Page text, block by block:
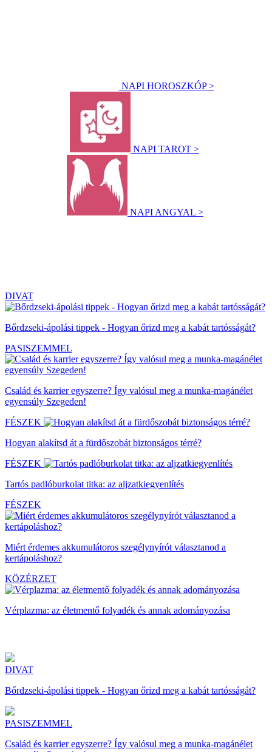
NAPI HOROSZKÓP >
NAPI TAROT >
NAPI ANGYAL >
DIVAT
Bőrdzseki-ápolási tippek - Hogyan őrizd meg a kabát tartósságát?
PASISZEMMEL
Család és karrier egyszerre? Így valósul meg a munka-magánélet
egyensúly Szegeden!
FÉSZEK
Hogyan alakítsd át a fürdőszobát biztonságos térré?
FÉSZEK
Tartós padlóburkolat titka: az aljzatkiegyenlítés
FÉSZEK
Miért érdemes akkumulátoros szegélynyírót választanod a
kertápoláshoz?
KÖZÉRZET
Vérplazma: az életmentő folyadék és annak adományozása
DIVAT
Bőrdzseki-ápolási tippek - Hogyan őrizd meg a kabát tartósságát?
PASISZEMMEL
Család és karrier egyszerre? Így valósul meg a munka-magánélet